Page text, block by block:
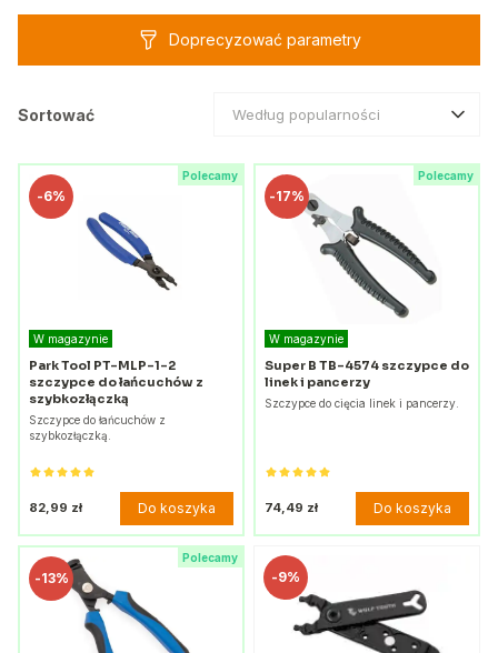
Doprecyzować parametry
Sortować Według popularności
Polecamy
-6%
W magazynie
Park Tool PT-MLP-1-2
szczypce do łańcuchów z
szybkozłączką
Szczypce do łańcuchów z
szybkozłączką.
82,99 zł Do koszyka
Polecamy
-17%
W magazynie
Super B TB-4574 szczypce do
linek i pancerzy
Szczypce do cięcia linek i pancerzy.
74,49 zł Do koszyka
Polecamy
-13% -9%